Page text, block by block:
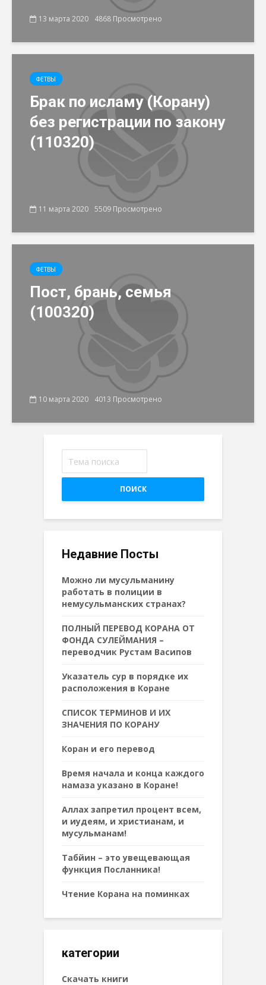
13 марта 2020 4868 Просмотрено
ФЕТВЫ
Брак по исламу (Корану)
без регистрации по закону
(110320)
11 марта 2020 5509 Просмотрено
ФЕТВЫ
Пост, брань, семья
(100320)
10 марта 2020 4013 Просмотрено
ПОИСК
Недавние Посты
Можно ли мусульманину
работать в полиции в
немусульманских странах?
ПОЛНЫЙ ПЕРЕВОД КОРАНА ОТ
ФОНДА СУЛЕЙМАНИЯ –
переводчик Рустам Васипов
Указатель сур в порядке их
расположения в Коране
СПИСОК ТЕРМИНОВ И ИХ
ЗНАЧЕНИЯ ПО КОРАНУ
Коран и его перевод
Время начала и конца каждого
намаза указано в Коране!
Аллах запретил процент всем,
и иудеям, и христианам, и
мусульманам!
Табйин – это увещевающая
функция Посланника!
Чтение Корана на поминках
категории
Cкачать книги